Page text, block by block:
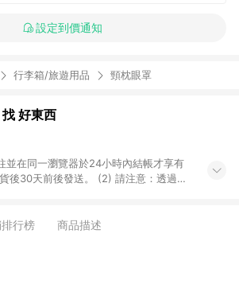
設定到價通知
行李箱/旅遊用品 頸枕眼罩
好東西
並在同一瀏覽器於24小時內結帳才享有
後發送。 (2) 請注意：透過
行榜 商品描述